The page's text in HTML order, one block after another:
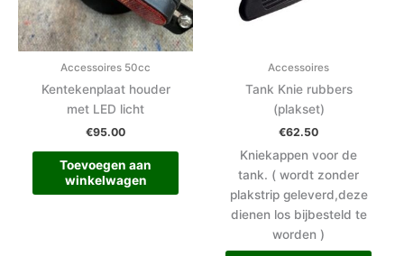
Accessoires 50cc
Kentekenplaat houder
met LED licht
€95.00
Toevoegen aan
winkelwagen
Accessoires
Tank Knie rubbers
(plakset)
€62.50
Kniekappen voor de
tank. ( wordt zonder
plakstrip geleverd,deze
dienen los bijbesteld te
worden )